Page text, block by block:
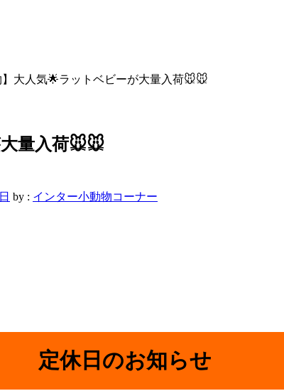
】大人気🌟ラットベビーが大量入荷🐭🐭
量入荷🐭🐭
by : インター小動物コーナー
定休日のお知らせ